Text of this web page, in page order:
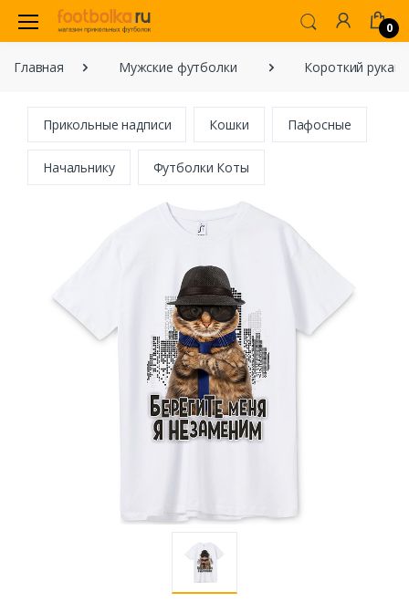
0
Главная Мужские футболки Короткий рукав
Прикольные надписи Кошки Пафосные
Начальнику Футболки Коты